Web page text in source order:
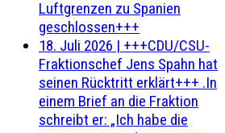
Luftgrenzen zu Spanien
geschlossen+++
18. Juli 2026 | +++CDU/CSU-
Fraktionschef Jens Spahn hat
seinen Rücktritt erklärt+++ .In
einem Brief an die Fraktion
schreibt er: „Ich habe die